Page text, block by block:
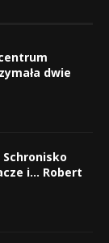
dwie
i… Robert